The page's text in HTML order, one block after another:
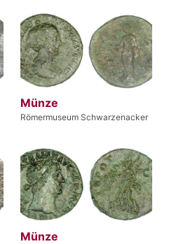
Münze
Römermuseum Schwarzenacker
Münze